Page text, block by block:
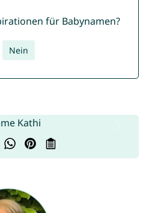
für Babynamen?
Nein